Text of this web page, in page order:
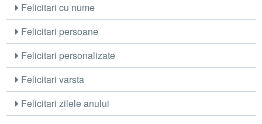
Felicitari cu nume
Felicitari persoane
Felicitari personalizate
Felicitari varsta
Felicitari zilele anului